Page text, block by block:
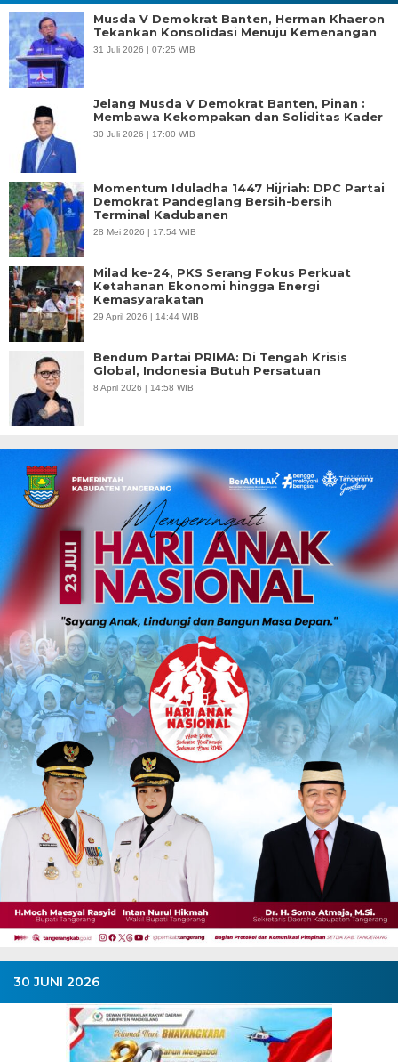
Musda V Demokrat Banten, Herman Khaeron
Tekankan Konsolidasi Menuju Kemenangan
31 Juli 2026 | 07:25 WIB
Jelang Musda V Demokrat Banten, Pinan :
Membawa Kekompakan dan Soliditas Kader
30 Juli 2026 | 17:00 WIB
Momentum Iduladha 1447 Hijriah: DPC Partai
Demokrat Pandeglang Bersih-bersih
Terminal Kadubanen
28 Mei 2026 | 17:54 WIB
Milad ke-24, PKS Serang Fokus Perkuat
Ketahanan Ekonomi hingga Energi
Kemasyarakatan
29 April 2026 | 14:44 WIB
Bendum Partai PRIMA: Di Tengah Krisis
Global, Indonesia Butuh Persatuan
8 April 2026 | 14:58 WIB
30 JUNI 2026